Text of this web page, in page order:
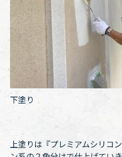
下塗り
上塗りは『プレミアムシリコ